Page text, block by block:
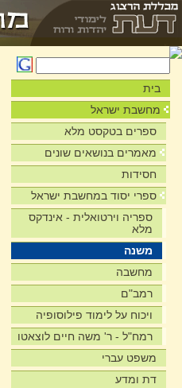
בית
מחשבת ישראל
ספרים בטקסט מלא
מאמרים בנושאים שונים
חסידות
ספרי יסוד במחשבת ישראל
ספריה וירטואלית - אינדקס
מלא
משנה
מחשבה
רמב"ם
ויכוח על לימוד פילוסופיה
רמח"ל - ר' משה חיים לוצאטו
משפט עברי
דת ומדע